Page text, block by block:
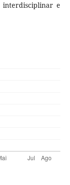
interdisciplinar e